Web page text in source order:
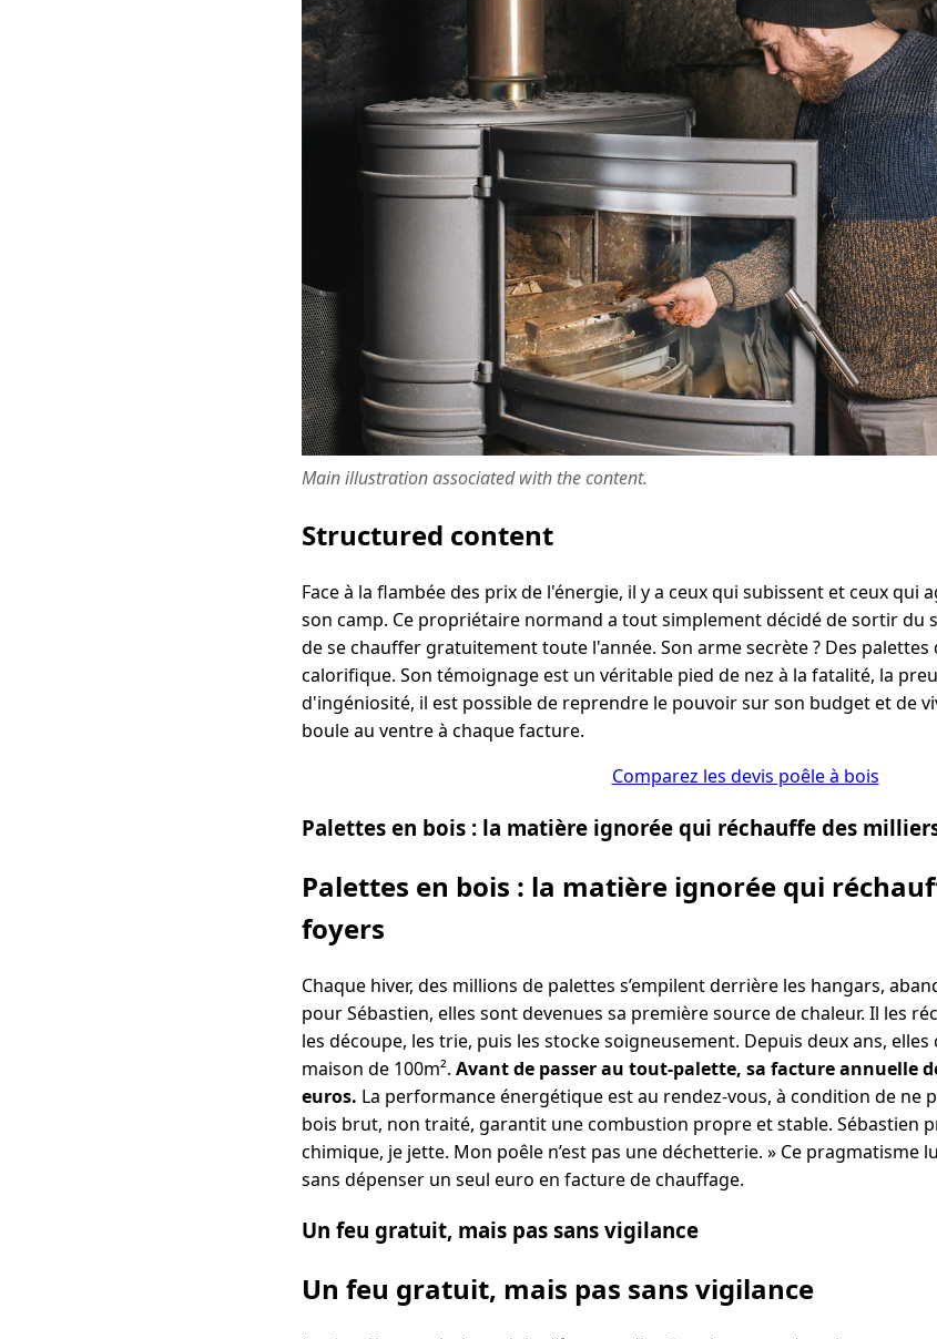
Main illustration associated with the content.
Structured content
Face à la flambée des prix de l'énergie, il y a ceux qui subissent et ceux qui
son camp. Ce propriétaire normand a tout simplement décidé de sortir du
de se chauffer gratuitement toute l'année. Son arme secrète ? Des
calorifique. Son témoignage est un véritable pied de nez à la fatalité, la
d'ingéniosité, il est possible de reprendre le pouvoir sur son budget et de
boule au ventre à chaque facture.
Comparez les devis poêle à bois
Palettes en bois : la matière ignorée qui réchauffe des
Palettes en bois : la matière ignorée qui
foyers
Chaque hiver, des millions de palettes s’empilent derrière les hangars,
pour Sébastien, elles sont devenues sa première source de chaleur. Il les
les découpe, les trie, puis les stocke soigneusement. Depuis deux ans,
maison de 100m². Avant de passer au tout-palette, sa facture annuelle
euros. La performance énergétique est au rendez-vous, à condition de ne
bois brut, non traité, garantit une combustion propre et stable. Sébastien
chimique, je jette. Mon poêle n’est pas une déchetterie. » Ce pragmatisme
sans dépenser un seul euro en facture de chauffage.
Un feu gratuit, mais pas sans vigilance
Un feu gratuit, mais pas sans vigilance